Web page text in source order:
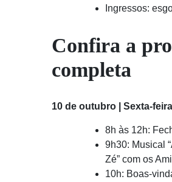
Ingressos:
Confira a
completa
10 de outubro | Sexta-feira
8h às 12h:
9h30: Musical
Zé” com os
10h: Boas-